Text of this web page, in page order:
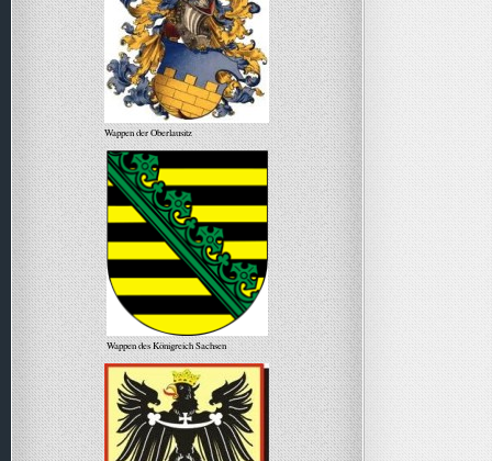
Wappen der Oberlausitz
Wappen des Königreich Sachsen